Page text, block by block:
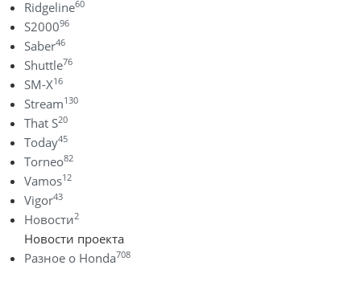
Ridgeline60
S200096
Saber46
Shuttle76
SM-X16
Stream130
That S20
Today45
Torneo82
Vamos12
Vigor43
Новости2
Новости проекта
Разное о Honda708